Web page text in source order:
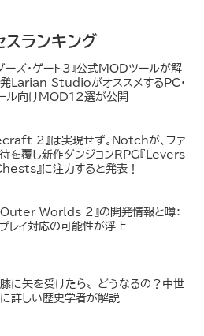
スランキング
ーズ・ゲート3』公式MODツールが解
Larian StudioがオススメするPC・
ル向けMOD12選が公開
2』は実現せず。Notchが、ファ
を覆し新作ダンジョンRPG『Levers
』に注力すると発表！
Worlds 2』の開発情報と噂：
レイ対応の可能性が浮上
に矢を受けたら〟どうなるの？中世
詳しい歴史学者が解説